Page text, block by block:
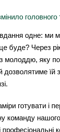
головного
одне: ми
буде? Через
молоддю, яку
дозволятиме їй
готувати і
команду